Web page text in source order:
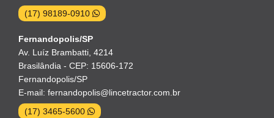
(17) 98189-0910
Fernandopolis/SP
Av. Luíz Brambatti, 4214
Brasilândia - CEP: 15606-172
Fernandopolis/SP
E-mail: fernandopolis@lincetractor.com.br
(17) 3465-5600